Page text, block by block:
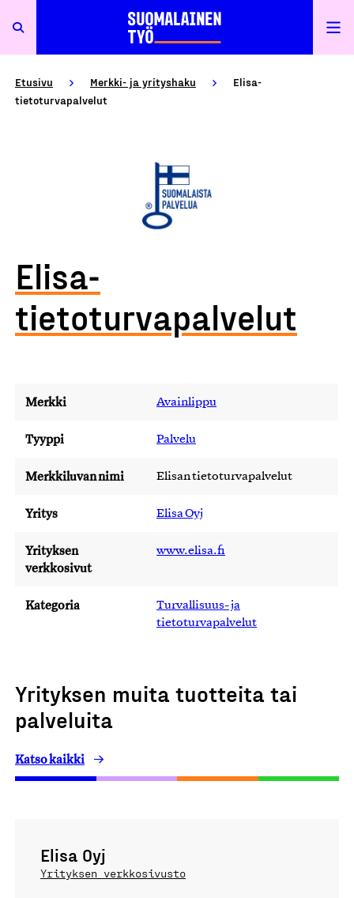
Etusivu Merkki- ja yrityshaku
Elisa-
tietoturvapalvelut
Elisa-
tietoturvapalvelut
Merkki Avainlippu
Tyyppi Palvelu
Merkkiluvan nimi Elisan tietoturvapalvelut
Yritys Elisa Oyj
Yrityksen
verkkosivut
www.elisa.fi
Kategoria
Turvallisuus- ja
tietoturvapalvelut
Yrityksen muita tuotteita tai
palveluita
Katso kaikki
Elisa Oyj
Yrityksen verkkosivusto